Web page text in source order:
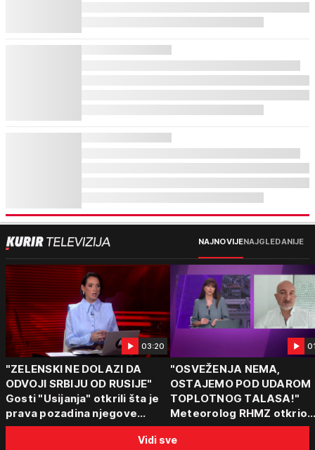
NAJNOVIJENAJGLEDANIJE
03:20
"ZELENSKI NE DOLAZI DA
ODVOJI SRBIJU OD RUSIJE"
Gosti "Usijanja" otkrili šta je
prava pozadina njegove
posete Beogradu
"OSVEŽENJA NEMA,
OSTAJEMO POD UDAROM
TOPLOTNOG TALASA!"
Meteorolog RHMZ otkrio
kakvo vreme nas čeka do
kraja avgusta
Vidi sve